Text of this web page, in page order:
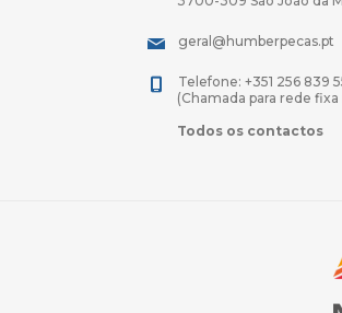
geral@humberpecas.pt
Telefone: +351 256 839
(Chamada para rede fixa
Todos os contactos